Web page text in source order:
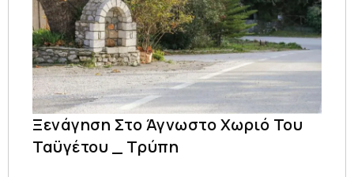
Ξενάγηση Στο Άγνωστο Χωριό Του
Ταϋγέτου _ Τρύπη